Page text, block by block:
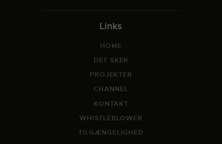
Links
HOME
DET SKER
PROJEKTER
CHANNEL
KONTAKT
WHISTLEBLOWER
TILGÆNGELIGHED